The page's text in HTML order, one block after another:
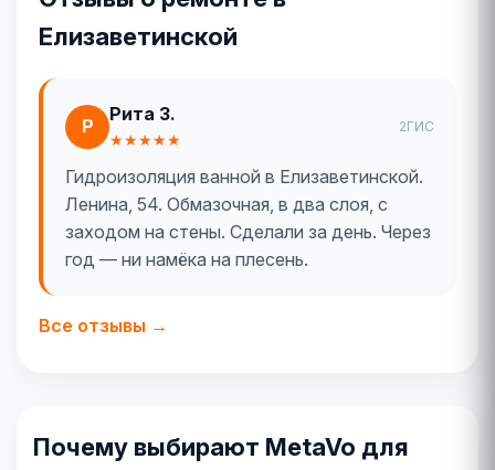
Елизаветинской
Р
Рита З.
★★★★★
2ГИС
Гидроизоляция ванной в Елизаветинской.
Ленина, 54. Обмазочная, в два слоя, с
заходом на стены. Сделали за день. Через
год — ни намёка на плесень.
Все отзывы →
Почему выбирают MetaVo для